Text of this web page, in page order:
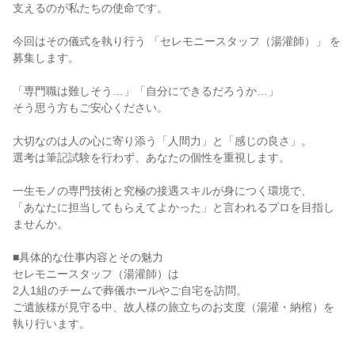
支えるのが私たちの使命です。
今回はその儀式を執り行う 「セレモニースタッフ（湯灌師）」 を
募集します。
「専門職は難しそう…」「自分にできるだろうか…」
そう思う方もご安心ください。
大切なのは人の心に寄り添う「人間力」と「感じの良さ」。
選考は筆記試験を行わず、あなたの個性を重視します。
一生モノの専門技術と究極の接遇スキルが身につく環境で、
「あなたに担当してもらえてよかった」と言われるプロを目指し
ませんか。
■具体的な仕事内容とその魅力
セレモニースタッフ（湯灌師）は
2人1組のチームで葬儀ホールやご自宅を訪問。
ご遺族様が見守る中、故人様の旅立ちのお支度（湯灌・納棺）を
執り行います。